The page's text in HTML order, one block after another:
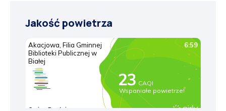
Jakość powietrza